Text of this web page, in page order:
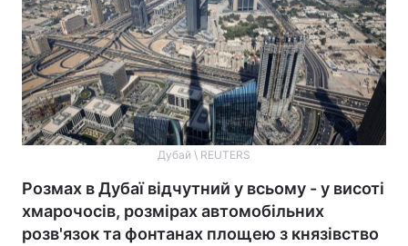
Дубай \ REUTERS
Розмах в Дубаї відчутний у всьому - у висоті
хмарочосів, розмірах автомобільних
розв'язок та фонтанах площею з князівство